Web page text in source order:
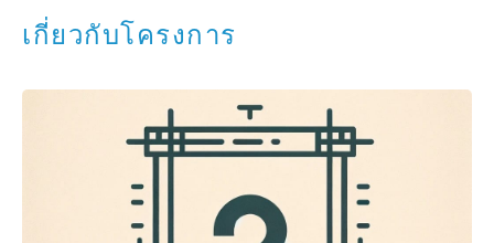
เกี่ยวกับโครงการ